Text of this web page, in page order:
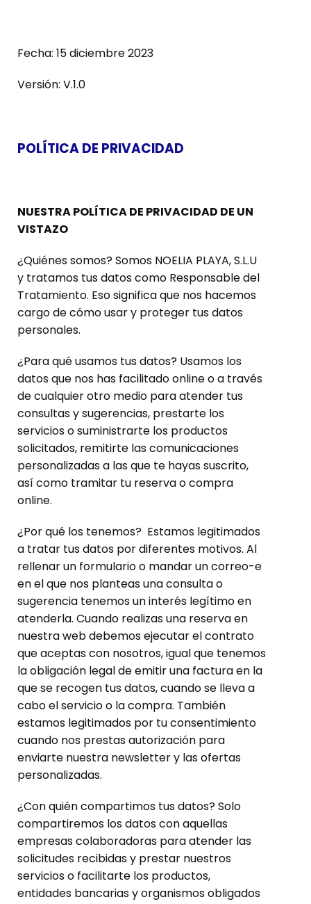
Fecha: 15 diciembre 2023
Versión: V.1.0
POLÍTICA DE PRIVACIDAD
NUESTRA POLÍTICA DE PRIVACIDAD DE UN
VISTAZO
¿Quiénes somos? Somos NOELIA PLAYA, S.L.U
y tratamos tus datos como Responsable del
Tratamiento. Eso significa que nos hacemos
cargo de cómo usar y proteger tus datos
personales.
¿Para qué usamos tus datos? Usamos los
datos que nos has facilitado online o a través
de cualquier otro medio para atender tus
consultas y sugerencias, prestarte los
servicios o suministrarte los productos
solicitados, remitirte las comunicaciones
personalizadas a las que te hayas suscrito,
así como tramitar tu reserva o compra
online.
¿Por qué los tenemos? Estamos legitimados
a tratar tus datos por diferentes motivos. Al
rellenar un formulario o mandar un correo-e
en el que nos planteas una consulta o
sugerencia tenemos un interés legítimo en
atenderla. Cuando realizas una reserva en
nuestra web debemos ejecutar el contrato
que aceptas con nosotros, igual que tenemos
la obligación legal de emitir una factura en la
que se recogen tus datos, cuando se lleva a
cabo el servicio o la compra. También
estamos legitimados por tu consentimiento
cuando nos prestas autorización para
enviarte nuestra newsletter y las ofertas
personalizadas.
¿Con quién compartimos tus datos? Solo
compartiremos los datos con aquellas
empresas colaboradoras para atender las
solicitudes recibidas y prestar nuestros
servicios o facilitarte los productos,
entidades bancarias y organismos obligados